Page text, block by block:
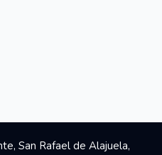
San Rafael de Alajuela,